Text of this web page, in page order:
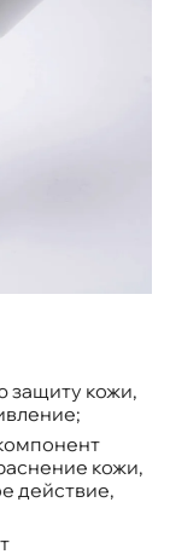
защиту кожи,
кожи,
действие,